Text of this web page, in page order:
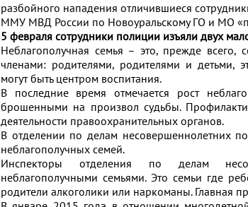
разбойного нападения отличившиеся
ММУ МВД России по Новоуральскому ГО и МО
5 февраля сотрудники полиции изъяли двух
Неблагополучная семья – это, прежде
членами: родителями, родителями и детьми,
могут быть центром воспитания.
В последние время отмечается рост
брошенными на произвол судьбы.
деятельности правоохранительных органов.
В отделении по делам несовершеннолетних
неблагополучных семей.
Инспекторы отделения по делам
неблагополучными семьями. Это семьи где
родители алкоголики или наркоманы. Главная